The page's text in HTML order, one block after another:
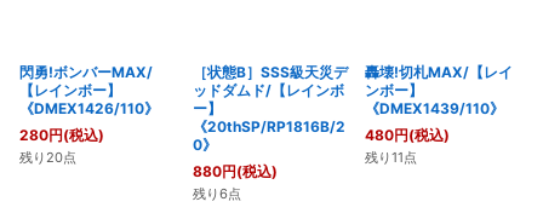
閃勇!ボンバーMAX/
【レインボー】
《DMEX1426/110》
280円(税込)
残り20点
［状態B］SSS級天災デ
ッドダムド/【レインボ
ー】
《20thSP/RP1816B/2
0》
880円(税込)
残り6点
轟壊!切札MAX/【レイ
ンボー】
《DMEX1439/110》
480円(税込)
残り11点